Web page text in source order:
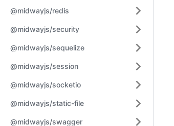
@midwayjs/redis
@midwayjs/security
@midwayjs/sequelize
@midwayjs/session
@midwayjs/socketio
@midwayjs/static-file
@midwayjs/swagger